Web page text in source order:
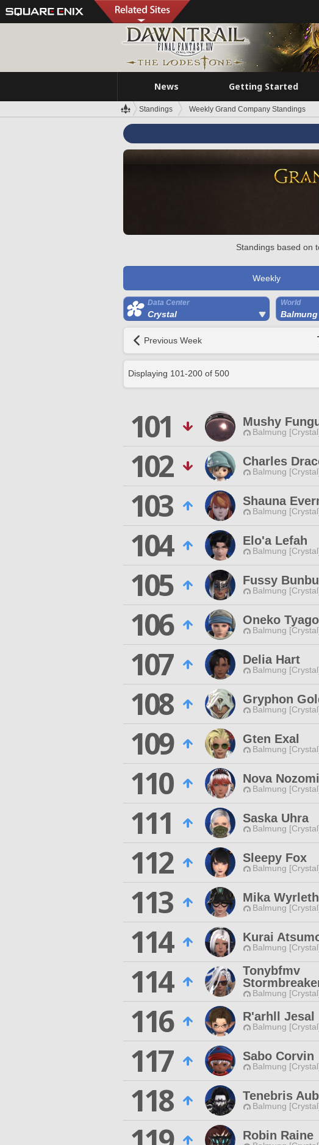
News Getting Started
Standings Weekly Grand Company Standings
Standings based on
Weekly
Data Center
Crystal
World
Balmung
Previous Week
Displaying 101-200 of 500
101 Mushy
Balmung
102
Charles
Balmung
103
Shauna
Balmung
104
Elo'a Lefah
Balmung
105
Fussy
Balmung
106
Oneko Tyago
Balmung
107
Delia Hart
Balmung
108
Gryphon
Balmung
109
Gten Exal
Balmung
110
Nova Nozomi
Balmung
111
Saska Uhra
Balmung
112
Sleepy Fox
Balmung
113
Mika Wyrleth
Balmung
114
Kurai
Balmung
114
Tonybfmv
Balmung
116
R'arhll Jesal
Balmung
117
Sabo Corvin
Balmung
118
Tenebris
Balmung
Robin Raine